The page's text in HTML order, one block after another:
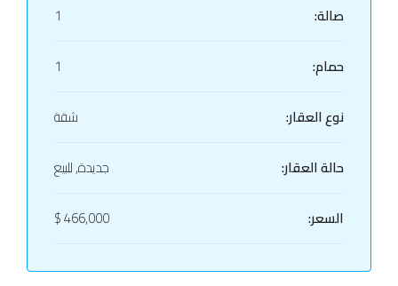
صالة:
1
حمام:
1
نوع العقار:
شقة
حالة العقار:
جديدة, للبيع
السعر:
466,000 $